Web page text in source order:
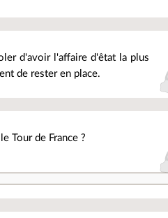
d'avoir l'affaire d'êtat la plus
de rester en place.
Tour de France ?